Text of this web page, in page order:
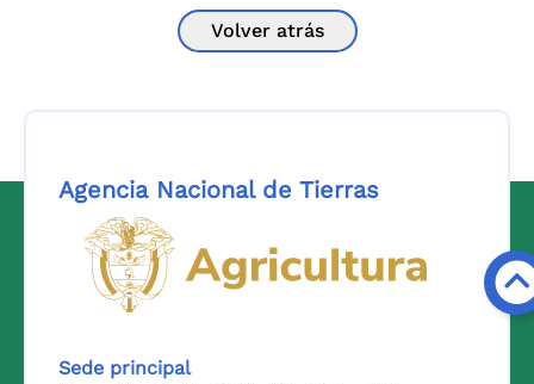
Volver atrás
Agencia Nacional de Tierras
Sede principal